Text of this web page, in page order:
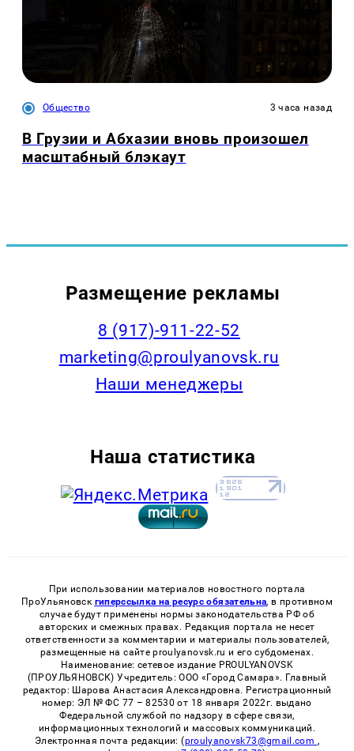
Общество 3 часа назад
В Грузии и Абхазии вновь произошел
масштабный блэкаут
Размещение рекламы
8 (917)-911-22-52
marketing@proulyanovsk.ru
Наши менеджеры
Наша статистика
При использовании материалов новостного портала
ПроУльяновск гиперссылка на ресурс обязательна, в противном
случае будут применены нормы законодательства РФ об
авторских и смежных правах. Редакция портала не несет
ответственности за комментарии и материалы пользователей,
размещенные на сайте proulyanovsk.ru и его субдоменах.
Наименование: сетевое издание PROULYANOVSK
(ПРОУЛЬЯНОВСК) Учредитель: ООО «Город Самара». Главный
редактор: Шарова Анастасия Александровна. Регистрационный
номер: ЭЛ № ФС 77 – 82530 от 18 января 2022г. выдано
Федеральной службой по надзору в сфере связи,
информационных технологий и массовых коммуникаций.
Электронная почта редакции: (proulyanovsk73@gmail.com ,